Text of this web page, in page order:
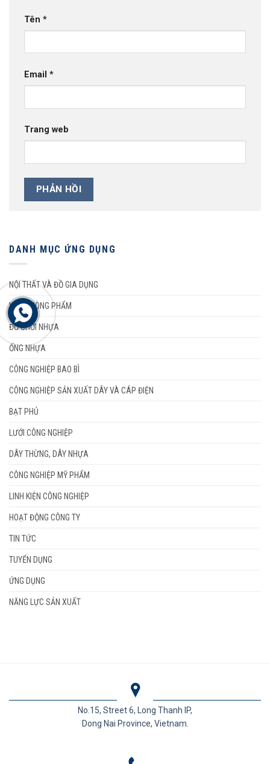
DANH MỤC ỨNG DỤNG
NỘI THẤT VÀ ĐỒ GIA DỤNG
VĂN PHÒNG PHẨM
ĐỒ CHƠI NHỰA
ỐNG NHỰA
CÔNG NGHIỆP BAO BÌ
CÔNG NGHIỆP SẢN XUẤT DÂY VÀ CÁP ĐIỆN
BẠT PHỦ
LƯỚI CÔNG NGHIỆP
DÂY THỪNG, DÂY NHỰA
CÔNG NGHIỆP MỸ PHẨM
LINH KIỆN CÔNG NGHIỆP
HOẠT ĐỘNG CÔNG TY
TIN TỨC
TUYỂN DỤNG
ỨNG DỤNG
NĂNG LỰC SẢN XUẤT
Tên *
Email *
Trang web
No.15, Street 6, Long Thanh IP,
Dong Nai Province, Vietnam.